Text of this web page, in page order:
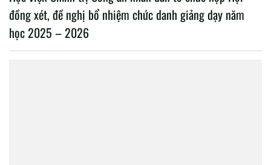
đồng xét, đề nghị bổ nhiệm chức danh giảng dạy năm
học 2025 – 2026